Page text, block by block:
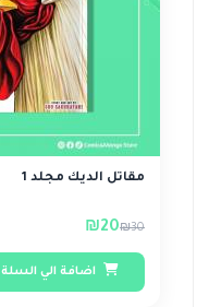
مقاتل الديك مجلد 1
₪30
₪20
اضافة الي السلة